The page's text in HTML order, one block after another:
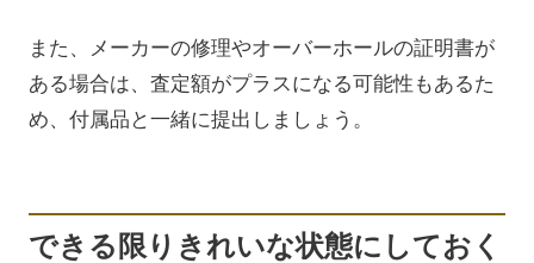
また、メーカーの修理やオーバーホールの証明書が
ある場合は、査定額がプラスになる可能性もあるた
め、付属品と一緒に提出しましょう。
できる限りきれいな状態にしておく